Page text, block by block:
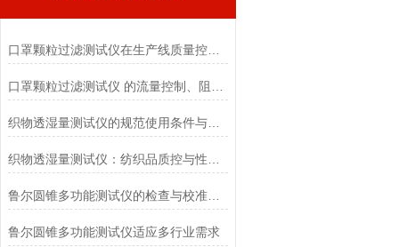
口罩颗粒过滤测试仪在生产线质量控制与研发筛选中的实战价值
织物透湿量测试仪的规范使用条件与数据保障前提
鲁尔圆锥多功能测试仪的检查与校准流程
鲁尔圆锥多功能测试仪适应多行业需求